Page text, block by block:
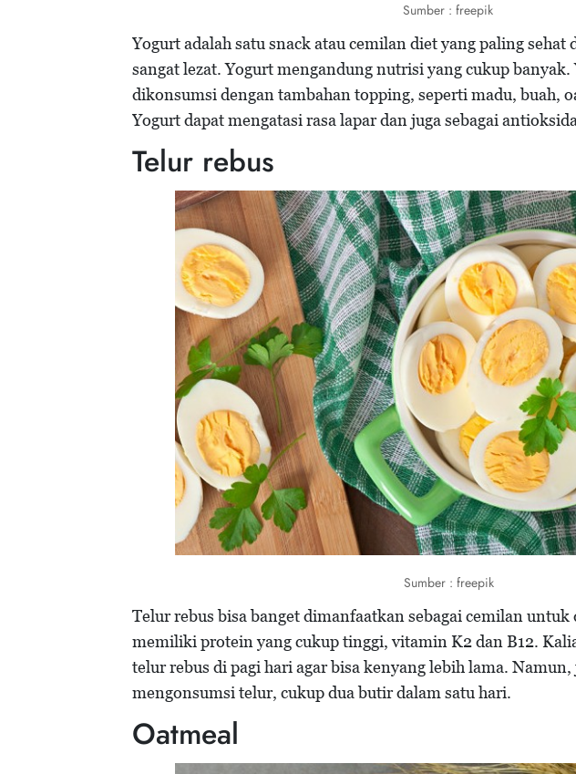
Sumber : freepik
Yogurt adalah satu snack atau cemilan diet yang paling sehat
sangat lezat. Yogurt mengandung nutrisi yang cukup banyak.
dikonsumsi dengan tambahan topping, seperti madu, buah,
Yogurt dapat mengatasi rasa lapar dan juga sebagai
Telur rebus
Sumber : freepik
Telur rebus bisa banget dimanfaatkan sebagai cemilan untuk
memiliki protein yang cukup tinggi, vitamin K2 dan B12.
telur rebus di pagi hari agar bisa kenyang lebih lama.
mengonsumsi telur, cukup dua butir dalam satu hari.
Oatmeal